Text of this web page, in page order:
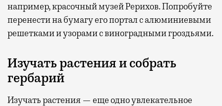
например, красочный музей Рерихов. Попробуйте
перенести на бумагу его портал с алюминиевыми
решетками и узорами с виноградными гроздьями.
Изучать растения и собрать
гербарий
Изучать растения — еще одно увлекательное